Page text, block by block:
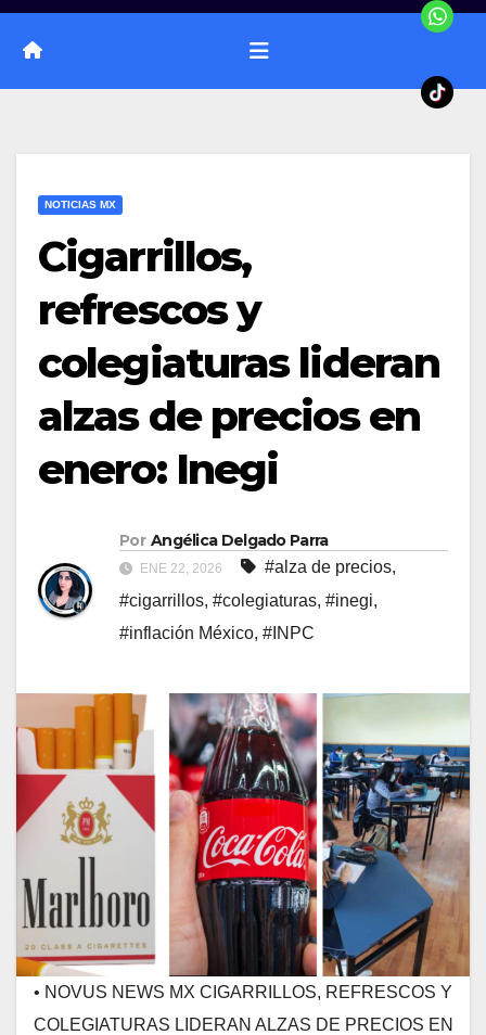
NOTICIAS MX
Cigarrillos,
refrescos y
colegiaturas lideran
alzas de precios en
enero: Inegi
Por Angélica Delgado Parra
ENE 22, 2026 #alza de precios,
#cigarrillos, #colegiaturas, #inegi,
#inflación México, #INPC
• NOVUS NEWS MX CIGARRILLOS, REFRESCOS Y
COLEGIATURAS LIDERAN ALZAS DE PRECIOS EN